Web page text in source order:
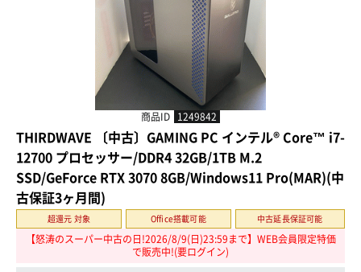
商品ID 1249842
THIRDWAVE 〔中古〕GAMING PC インテル® Core™ i7-
12700 プロセッサー/DDR4 32GB/1TB M.2
SSD/GeForce RTX 3070 8GB/Windows11 Pro(MAR)(中
古保証3ヶ月間)
超還元 対象 Office搭載可能 中古延長保証可能
【怒涛のスーパー中古の日!2026/8/9(日)23:59まで】WEB会員限定特価
で販売中!(要ログイン)